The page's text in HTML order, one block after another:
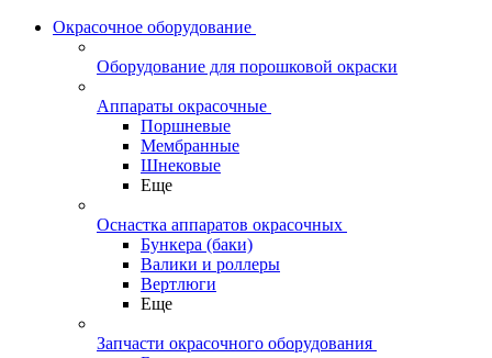
Окрасочное оборудование
Оборудование для порошковой окраски
Аппараты окрасочные
Поршневые
Мембранные
Шнековые
Еще
Оснастка аппаратов окрасочных
Бункера (баки)
Валики и роллеры
Вертлюги
Еще
Запчасти окрасочного оборудования